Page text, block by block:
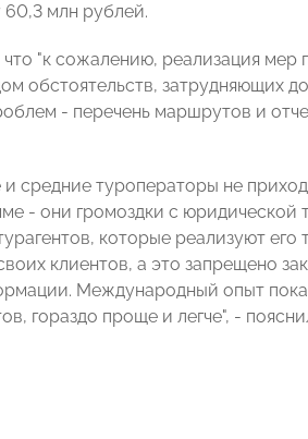
млн рублей.
"к сожалению, реализация мер
обстоятельств, затрудняющих
- перечень маршрутов и
средние туроператоры не
- они громоздки с юридической
которые реализуют
клиентов, а это запрещено
Международный опыт
гораздо проще и легче", -